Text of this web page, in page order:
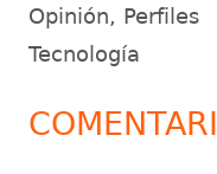
Opinión, Perfiles
Tecnología